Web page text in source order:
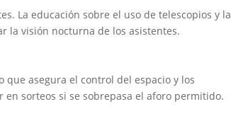
La educación sobre el uso de telescopios y la
la visión nocturna de los asistentes.
asegura el control del espacio y los
sorteos si se sobrepasa el aforo permitido.